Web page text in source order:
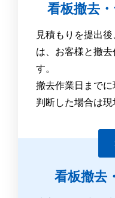
看板撤去
見積もりを提出
は、お客様と撤
す。
撤去作業日まで
判断した場合は現
看板撤去